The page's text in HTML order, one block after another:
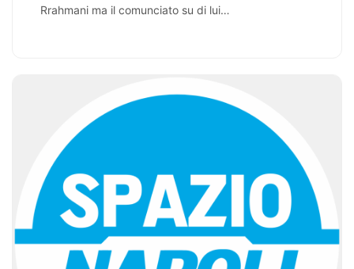
Rrahmani ma il comunciato su di lui…